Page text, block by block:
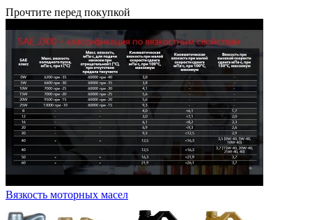
Прочтите перед покупкой
Вязкость моторных масел